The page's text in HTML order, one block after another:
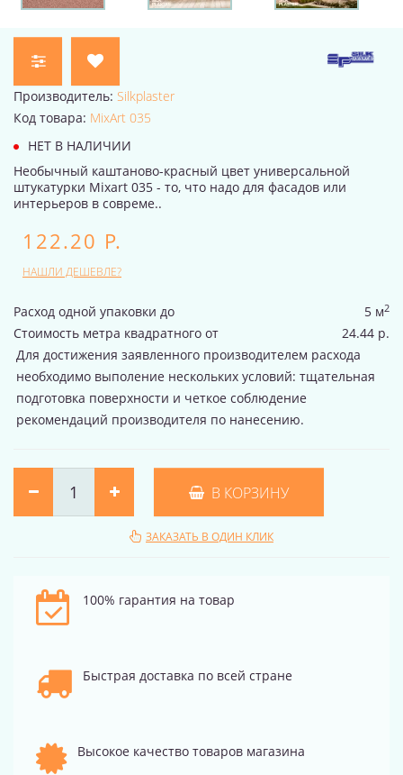
Производитель: Silkplaster
Код товара: MixArt 035
НЕТ В НАЛИЧИИ
Необычный каштаново-красный цвет универсальной
штукатурки Mixart 035 - то, что надо для фасадов или
интерьеров в совреме..
122.20 Р.
НАШЛИ ДЕШЕВЛЕ?
Расход одной упаковки до 5 м2
Стоимость метра квадратного от
24.44 р.
Для достижения заявленного производителем расхода
необходимо выполение нескольких условий: тщательная
подготовка поверхности и четкое соблюдение
рекомендаций производителя по нанесению.
В КОРЗИНУ
ЗАКАЗАТЬ В ОДИН КЛИК
100% гарантия на товар
Быстрая доставка по всей стране
Высокое качество товаров магазина